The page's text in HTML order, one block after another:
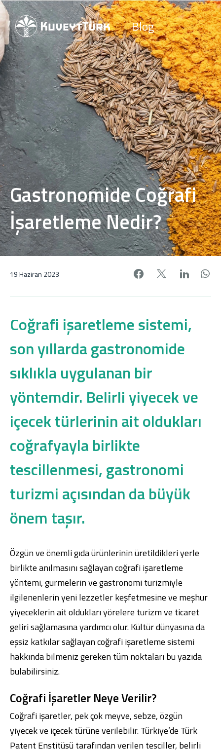
Blog
Gastronomide Coğrafi
İşaretleme Nedir?
19 Haziran 2023 Facebook'da
X'de
Coğrafi işaretleme sistemi,
son yıllarda gastronomide
sıklıkla uygulanan bir
yöntemdir. Belirli yiyecek ve
içecek türlerinin ait oldukları
coğrafyayla birlikte
tescillenmesi, gastronomi
turizmi açısından da büyük
önem taşır.
Özgün ve önemli gıda ürünlerinin üretildikleri yerle
birlikte anılmasını sağlayan coğrafi işaretleme
yöntemi, gurmelerin ve gastronomi turizmiyle
ilgilenenlerin yeni lezzetler keşfetmesine ve meşhur
yiyeceklerin ait oldukları yörelere turizm ve ticaret
geliri sağlamasına yardımcı olur. Kültür dünyasına da
eşsiz katkılar sağlayan coğrafi işaretleme sistemi
hakkında bilmeniz gereken tüm noktaları bu yazıda
bulabilirsiniz.
Coğrafi İşaretler Neye Verilir?
Coğrafi işaretler, pek çok meyve, sebze, özgün
yiyecek ve içecek türüne verilebilir. Türkiye’de Türk
Patent Enstitüsü tarafından verilen tesciller, belirli